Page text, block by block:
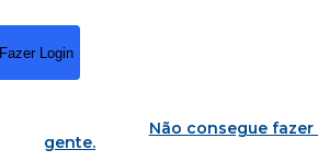
Fazer Login
Não consegue
gente.